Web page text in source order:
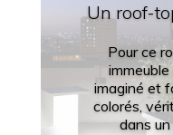
Un roof-
Pour ce
imaginé et
colorés,
dans